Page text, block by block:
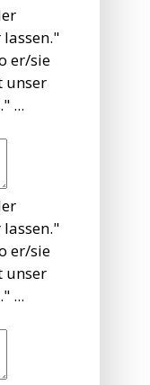
lassen."
er/sie
unser
...
lassen."
er/sie
unser
...